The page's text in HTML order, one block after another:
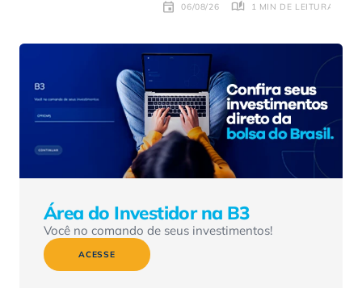
06/08/26 1 MIN DE LEITURA
Área do Investidor na B3
Você no comando de seus investimentos!
ACESSE